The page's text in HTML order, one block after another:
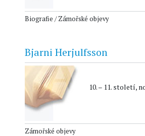
Biografie / Zámořské objevy
Bjarni Herjulfsson
10. – 11. století,
Zámořské objevy